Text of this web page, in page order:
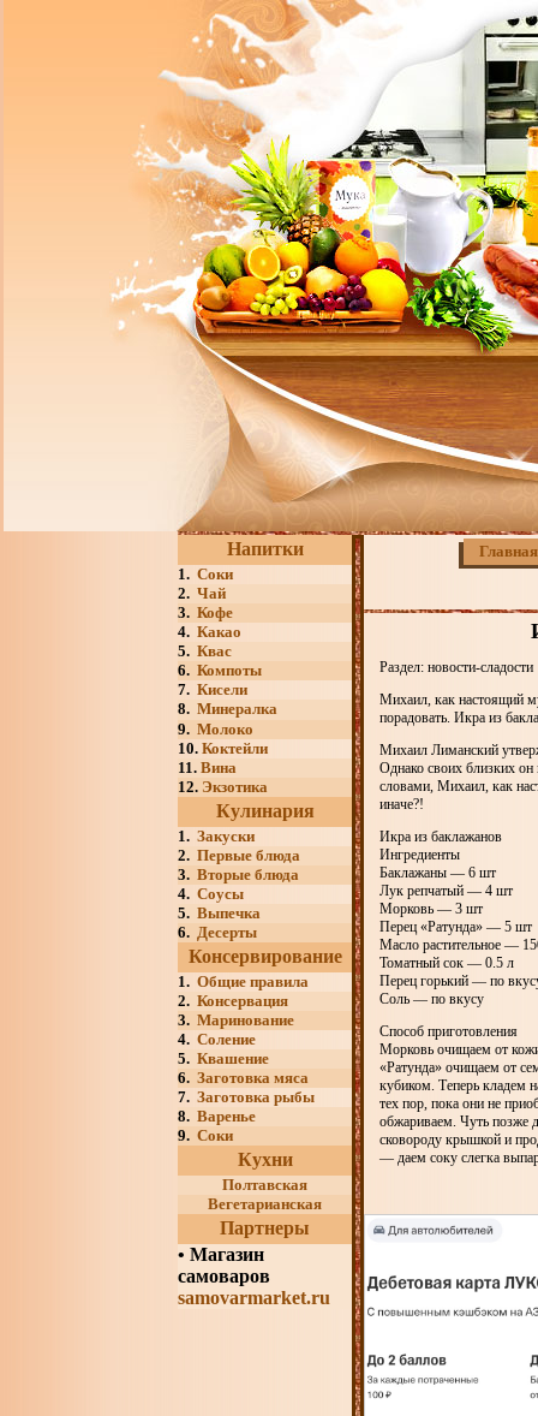
Напитки
1. Соки
2. Чай
3. Кофе
4. Какао
5. Квас
6. Компоты
7. Кисели
8. Минералка
9. Молоко
10. Коктейли
11. Вина
12. Экзотика
Кулинария
1. Закуски
2. Первые блюда
3. Вторые блюда
4. Соусы
5. Выпечка
6. Десерты
Консервирование
1. Общие правила
2. Консервация
3. Маринование
4. Соление
5. Квашение
6. Заготовка мяса
7. Заготовка рыбы
8. Варенье
9. Соки
Кухни
Полтавская
Вегетарианская
Партнеры
• Магазин
самоваров
samovarmarket.ru
Главная
Раздел: новости-сладости
Михаил, как настоящий
порадовать. Икра из
Михаил Лиманский
Однако своих близких
словами, Михаил, как
иначе?!
Икра из баклажанов
Ингредиенты
Баклажаны — 6 шт
Лук репчатый — 4 шт
Морковь — 3 шт
Перец «Ратунда» — 5 шт
Масло растительное —
Томатный сок — 0.5 л
Перец горький — по
Соль — по вкусу
Способ приготовления
Морковь очищаем от
«Ратунда» очищаем от
кубиком. Теперь кладем
тех пор, пока они не
обжариваем. Чуть позже
сковороду крышкой и
— даем соку слегка